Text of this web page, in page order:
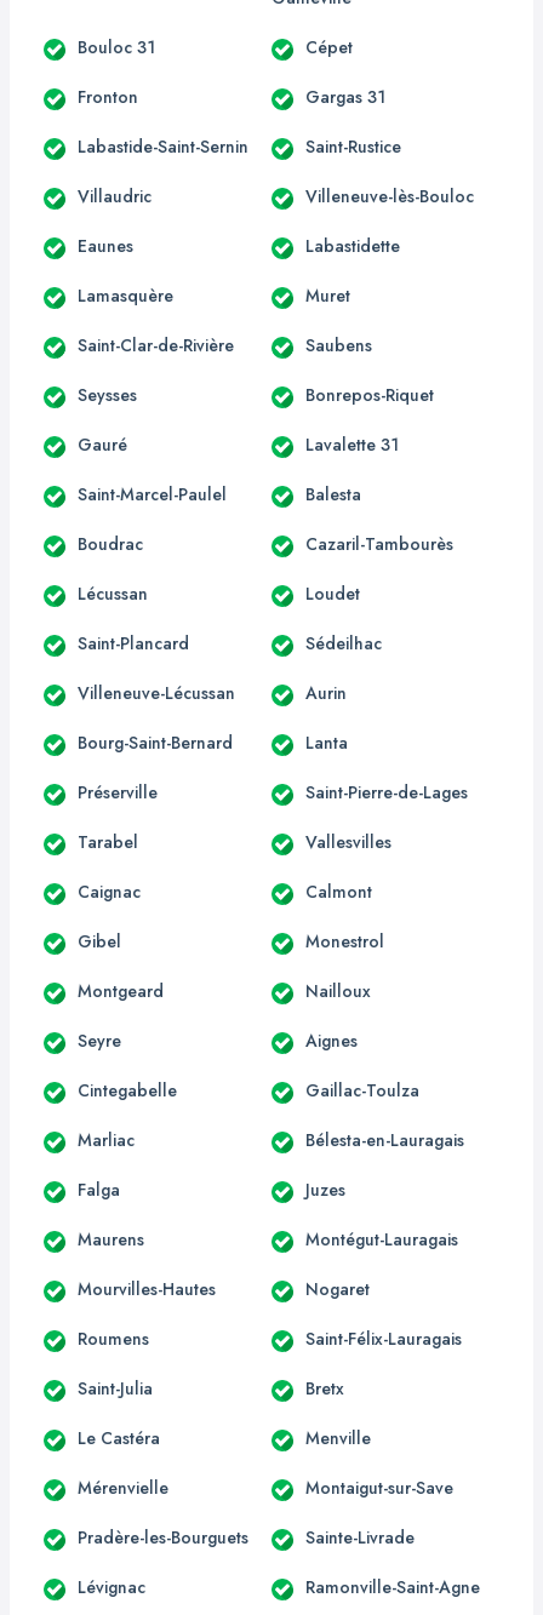
Bouloc 31 Cépet
Fronton Gargas 31
Labastide-Saint-Sernin Saint-Rustice
Villaudric Villeneuve-lès-Bouloc
Eaunes Labastidette
Lamasquère Muret
Saint-Clar-de-Rivière Saubens
Seysses Bonrepos-Riquet
Gauré Lavalette 31
Saint-Marcel-Paulel Balesta
Boudrac Cazaril-Tambourès
Lécussan Loudet
Saint-Plancard Sédeilhac
Villeneuve-Lécussan Aurin
Bourg-Saint-Bernard Lanta
Préserville Saint-Pierre-de-Lages
Tarabel Vallesvilles
Caignac Calmont
Gibel Monestrol
Montgeard Nailloux
Seyre Aignes
Cintegabelle Gaillac-Toulza
Marliac Bélesta-en-Lauragais
Falga Juzes
Maurens Montégut-Lauragais
Mourvilles-Hautes Nogaret
Roumens Saint-Félix-Lauragais
Saint-Julia Bretx
Le Castéra Menville
Mérenvielle Montaigut-sur-Save
Pradère-les-Bourguets Sainte-Livrade
Lévignac Ramonville-Saint-Agne